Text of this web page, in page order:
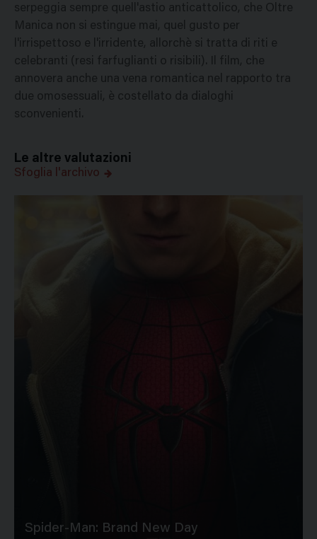
serpeggia sempre quell'astio anticattolico, che Oltre
Manica non si estingue mai, quel gusto per
l'irrispettoso e l'irridente, allorchè si tratta di riti e
celebranti (resi farfuglianti o risibili). Il film, che
annovera anche una vena romantica nel rapporto tra
due omosessuali, è costellato da dialoghi
sconvenienti.
Le altre valutazioni
Sfoglia l'archivo
Spider-Man: Brand New Day